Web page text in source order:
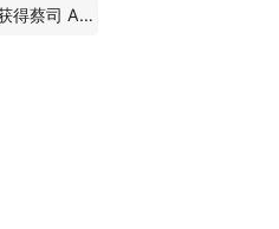
行业唯一获得蔡司 APO 标准认证的浮动长焦摄像头。